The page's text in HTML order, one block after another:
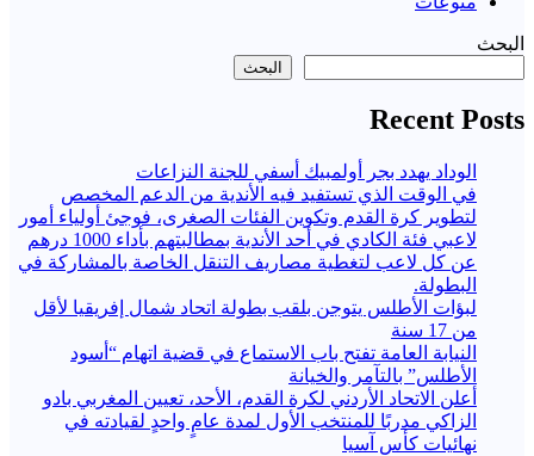
البحث
البحث
Recent Posts
الوداد يهدد بجر أولمبيك أسفي للجنة النزاعات
في الوقت الذي تستفيد فيه الأندية من الدعم المخصص
لتطوير كرة القدم وتكوين الفئات الصغرى، فوجئ أولياء أمور
لاعبي فئة الكادي في أحد الأندية بمطالبتهم بأداء 1000 درهم
عن كل لاعب لتغطية مصاريف التنقل الخاصة بالمشاركة في
البطولة.
لبؤات الأطلس يتوجن بلقب بطولة اتحاد شمال إفريقيا لأقل
من 17 سنة
النيابة العامة تفتح باب الاستماع في قضية اتهام “أسود
الأطلس” بالتآمر والخيانة
أعلن الاتحاد الأردني لكرة القدم، الأحد، تعيين المغربي بادو
الزاكي مدربًا للمنتخب الأول لمدة عامٍ واحدٍ لقيادته ​في
نهائيات كأس آسيا